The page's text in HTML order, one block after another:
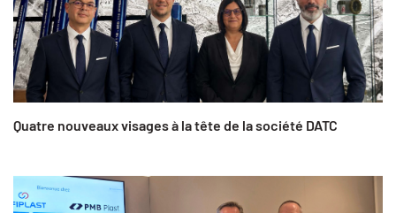
Quatre nouveaux visages à la tête de la société DATC